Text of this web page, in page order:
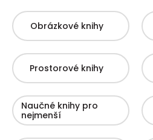
Obrázkové knihy
Prostorové knihy
Naučné knihy pro
nejmenší